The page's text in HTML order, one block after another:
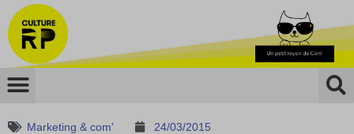
Marketing & com' 24/03/2015